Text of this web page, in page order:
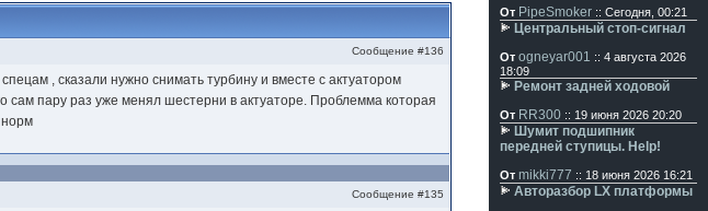
Сообщение #136
, сказали нужно снимать турбину и вместе с актуатором
сам пару раз уже менял шестерни в актуаторе. Проблемма которая
норм
Сообщение #135
От PipeSmoker :: Сегодня, 00:21
Центральный стоп-сигнал
От ogneyar001 :: 4 августа 2026
18:09
Ремонт задней ходовой
От RR300 :: 19 июня 2026 20:20
Шумит подшипник
передней ступицы. Help!
От mikki777 :: 18 июня 2026 16:21
Авторазбор LX платформы